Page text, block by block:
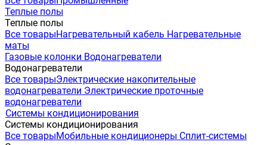
Теплые полы
Теплые полы
Все товарыНагревательный кабель Нагревательные
маты
Газовые колонки Водонагреватели
Водонагреватели
Все товарыЭлектрические накопительные
водонагреватели Электрические проточные
водонагреватели
Системы кондиционирования
Системы кондиционирования
Все товарыМобильные кондиционеры Сплит-системы